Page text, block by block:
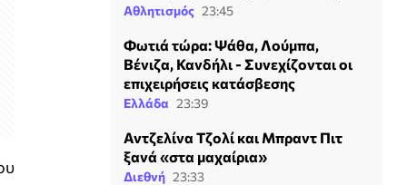
Αθλητισμός 23:45
Φωτιά τώρα: Ψάθα, Λούμπα,
Βένιζα, Κανδήλι - Συνεχίζονται οι
επιχειρήσεις κατάσβεσης
Ελλάδα 23:39
Αντζελίνα Τζολί και Μπραντ Πιτ
ξανά «στα μαχαίρια»
Διεθνή 23:33